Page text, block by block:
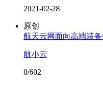
2021-02-28
原创
航天云网面向高端装
航小云
0/602